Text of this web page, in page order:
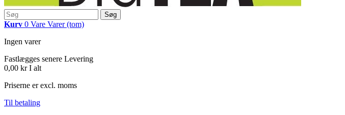
Søg
Kurv 0 Vare Varer (tom)
Ingen varer
Fastlægges senere Levering
0,00 kr I alt
Priserne er excl. moms
Til betaling